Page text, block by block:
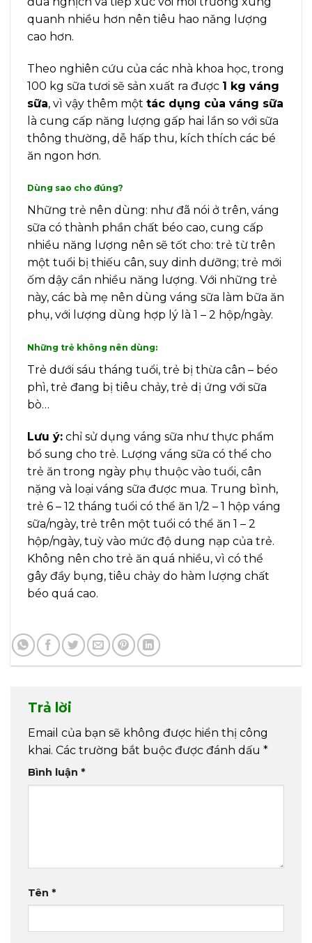
quanh nhiều hơn nên tiêu hao nǎng lượng
cao hơn.
Theo nghiên cứu của các nhà khoa học, trong
100 kg sữa tươi sẽ sản xuất ra được 1 kg váng
sữa, vì vậy thêm một tác dụng của váng sữa
là cung cấp năng lượng gấp hai lần so với sữa
thông thường, dễ hấp thu, kích thích các bé
ăn ngon hơn.
Dùng sao cho đúng?
Những trẻ nên dùng: như đã nói ở trên, váng
sữa có thành phần chất béo cao, cung cấp
nhiều năng lượng nên sẽ tốt cho: trẻ từ trên
một tuổi bị thiếu cân, suy dinh dưỡng; trẻ mới
ốm dậy cần nhiều năng lượng. Với những trẻ
này, các bà mẹ nên dùng váng sữa làm bữa ăn
phụ, với lượng dùng hợp lý là 1 – 2 hộp/ngày.
Những trẻ không nên dùng:
Trẻ dưới sáu tháng tuổi, trẻ bị thừa cân – béo
phì, trẻ đang bị tiêu chảy, trẻ dị ứng với sữa
bò…
Lưu ý: chỉ sử dụng váng sữa như thực phẩm
bổ sung cho trẻ. Lượng váng sữa có thể cho
trẻ ăn trong ngày phụ thuộc vào tuổi, cân
nặng và loại váng sữa được mua. Trung bình,
trẻ 6 – 12 tháng tuổi có thể ăn 1/2 – 1 hộp váng
sữa/ngày, trẻ trên một tuổi có thể ăn 1 – 2
hộp/ngày, tuỳ vào mức độ dung nạp của trẻ.
Không nên cho trẻ ăn quá nhiều, vì có thể
gây đầy bụng, tiêu chảy do hàm lượng chất
béo quá cao.
Trả lời
Email của bạn sẽ không được hiển thị công
khai. Các trường bắt buộc được đánh dấu *
Bình luận *
Tên *